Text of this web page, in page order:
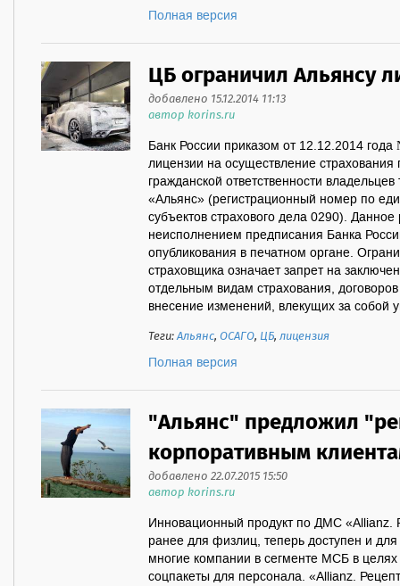
Полная версия
ЦБ ограничил Альянсу
добавлено 15.12.2014 11:13
автор korins.ru
Банк России приказом от 12.12.2014
лицензии на осуществление страхования
гражданской ответственности
«Альянс» (регистрационный номер по
субъектов страхового дела 0290).
неисполнением предписания Банка
опубликования в печатном органе.
страховщика означает запрет на
отдельным видам страхования,
внесение изменений, влекущих за собой
Теги:Альянс,ОСАГО, ЦБ,лицензия
Полная версия
"Альянс" предложил
корпоративным
добавлено 22.07.2015 15:50
автор korins.ru
Инновационный продукт по ДМС «Allianz.
ранее для физлиц, теперь доступен и
многие компании в сегменте МСБ в
соцпакеты для персонала. «Allianz.